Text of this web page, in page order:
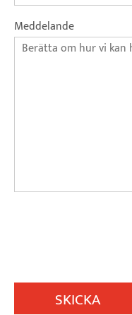
Meddelande
SKICKA